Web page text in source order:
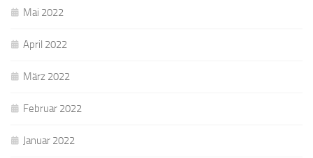
Mai 2022
April 2022
März 2022
Februar 2022
Januar 2022